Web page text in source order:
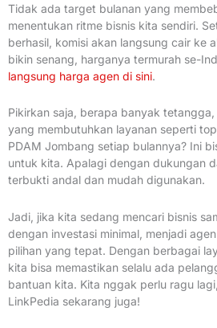
Tidak ada target bulanan yang
menentukan ritme bisnis kita sendiri.
berhasil, komisi akan langsung cair ke
bikin senang, harganya termurah se-
langsung harga agen di sini.
Pikirkan saja, berapa banyak
yang membutuhkan layanan seperti
PDAM Jombang setiap bulannya? Ini
untuk kita. Apalagi dengan dukungan
terbukti andal dan mudah digunakan.
Jadi, jika kita sedang mencari bisnis
dengan investasi minimal, menjadi
pilihan yang tepat. Dengan berbagai
kita bisa memastikan selalu ada
bantuan kita. Kita nggak perlu ragu
LinkPedia sekarang juga!